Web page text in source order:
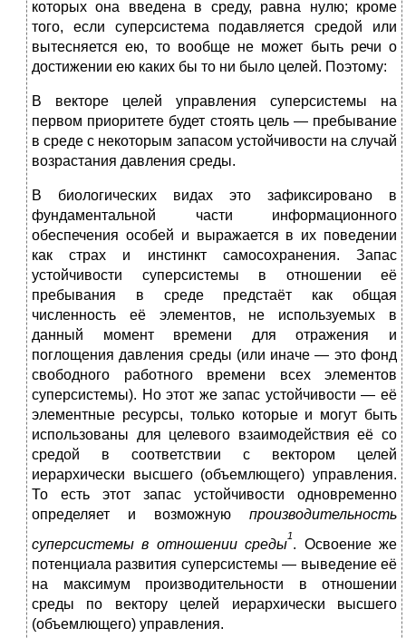
которых она введена в среду, равна нулю; кроме
того, если суперсистема подавляется средой или
вытесняется ею, то вообще не может быть речи о
достижении ею каких бы то ни было целей. Поэтому:
В векторе целей управления суперсистемы на
первом приоритете будет стоять цель — пребывание
в среде с некоторым запасом устойчивости на случай
возрастания давления среды.
В биологических видах это зафиксировано в
фундаментальной части информационного
обеспечения особей и выражается в их поведении
как страх и инстинкт самосохранения. Запас
устойчивости суперсистемы в отношении её
пребывания в среде предстаёт как общая
численность её элементов, не используемых в
данный момент времени для отражения и
поглощения давления среды (или иначе — это фонд
свободного работного времени всех элементов
суперсистемы). Но этот же запас устойчивости — её
элементные ресурсы, только которые и могут быть
использованы для целевого взаимодействия её со
средой в соответствии с вектором целей
иерархически высшего (объемлющего) управления.
То есть этот запас устойчивости одновременно
определяет и возможную производительность
суперсистемы в отношении среды
1
. Освоение же
потенциала развития суперсистемы — выведение её
на максимум производительности в отношении
среды по вектору целей иерархически высшего
(объемлющего) управления.